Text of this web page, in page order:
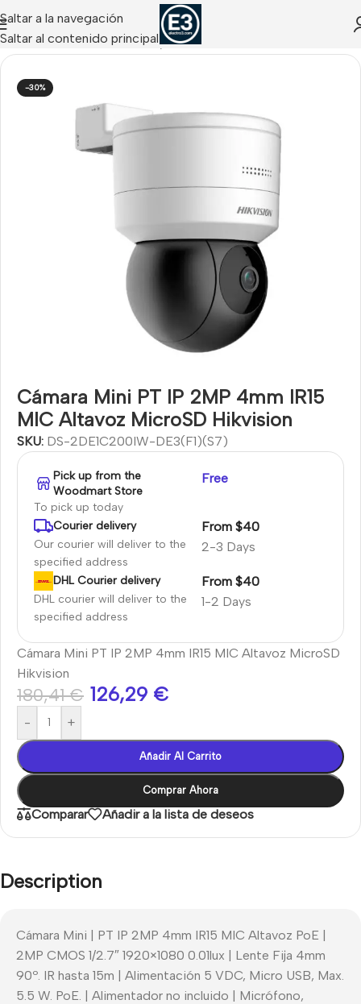
Saltar a la navegación
Saltar al contenido principal
Domo Motorizadas IP/Motorizadas IP HIKVISION
-30%
Cámara Mini PT IP 2MP 4mm IR15
MIC Altavoz MicroSD Hikvision
SKU: DS-2DE1C200IW-DE3(F1)(S7)
Pick up from the
Woodmart Store
To pick up today
Free
Courier delivery
Our courier will deliver to the
specified address
2-3 Days
From $40
DHL Courier delivery
DHL courier will deliver to the
specified address
1-2 Days
From $40
Cámara Mini PT IP 2MP 4mm IR15 MIC Altavoz MicroSD
Hikvision
180,41€ 126,29 €
- +
Añadir Al Carrito
Comprar Ahora
Comparar Añadir a la lista de deseos
Description
Cámara Mini | PT IP 2MP 4mm IR15 MIC Altavoz PoE |
2MP CMOS 1/2.7″ 1920×1080 0.01lux | Lente Fija 4mm
90º. IR hasta 15m | Alimentación 5 VDC, Micro USB, Max.
5.5 W. PoE. | Alimentador no incluido | Micrófono,